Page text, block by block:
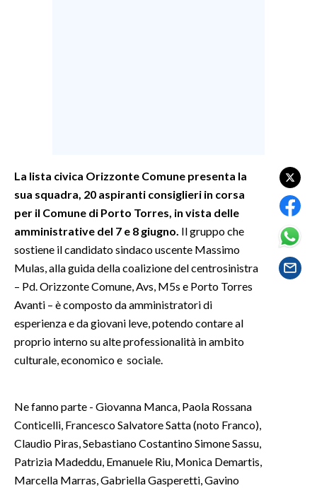
SPETTACOLI
SARDEGNA TURISMO
SARDI NEL MONDO
NOTIZIE
#CARAUNIONE
3 MINUTI CON
La lista civica Orizzonte Comune presenta la
sua squadra, 20 aspiranti consiglieri in corsa
per il Comune di Porto Torres, in vista delle
amministrative del 7 e 8 giugno. Il gruppo che
sostiene il candidato sindaco uscente Massimo
Mulas, alla guida della coalizione del centrosinistra
– Pd. Orizzonte Comune, Avs, M5s e Porto Torres
Avanti – è composto da amministratori di
esperienza e da giovani leve, potendo contare al
proprio interno su alte professionalità in ambito
culturale, economico e sociale.
Ne fanno parte - Giovanna Manca, Paola Rossana
Conticelli, Francesco Salvatore Satta (noto Franco),
Claudio Piras, Sebastiano Costantino Simone Sassu,
Patrizia Madeddu, Emanuele Riu, Monica Demartis,
Marcella Marras, Gabriella Gasperetti, Gavino